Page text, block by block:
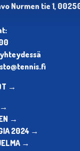
Nurmen tie 1,
→
→
→
2024 →
→